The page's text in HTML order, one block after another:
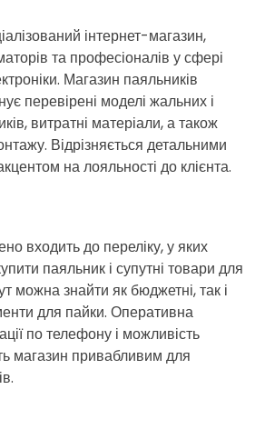
інтернет-магазин,
та професіоналів у сфері
Магазин паяльників
перевірені моделі жальних і
витратні матеріали, а також
Відрізняється детальними
на лояльності до клієнта.
входить до переліку, у яких
паяльник і супутні товари для
можна знайти як бюджетні, так і
для пайки. Оперативна
по телефону і можливість
магазин привабливим для